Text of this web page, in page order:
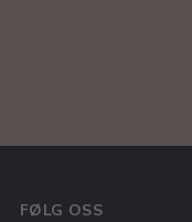
FØLG OSS